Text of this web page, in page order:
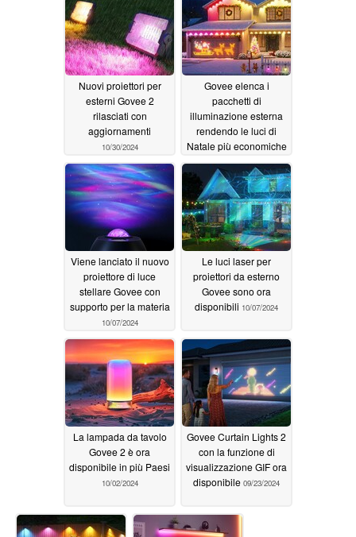
Nuovi proiettori per
esterni Govee 2
rilasciati con
aggiornamenti
10/30/2024
Govee elenca i
pacchetti di
illuminazione esterna
rendendo le luci di
Natale più economiche
10/24/2024
Viene lanciato il nuovo
proiettore di luce
stellare Govee con
supporto per la materia
10/07/2024
Le luci laser per
proiettori da esterno
Govee sono ora
disponibili 10/07/2024
La lampada da tavolo
Govee 2 è ora
disponibile in più Paesi
10/02/2024
Govee Curtain Lights 2
con la funzione di
visualizzazione GIF ora
disponibile 09/23/2024